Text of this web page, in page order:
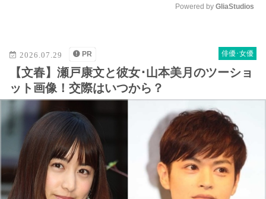
Powered by GliaStudios
俳優･女優
2026.07.29 PR
【文春】瀬戸康文と彼女･山本美月のツーショ
ット画像！交際はいつから？